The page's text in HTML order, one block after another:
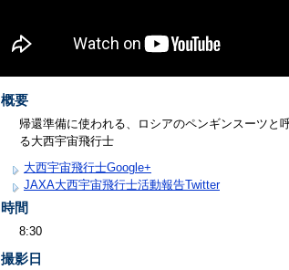
概要
帰還準備に使われる、ロシアのペンギンスーツと
る大西宇宙飛行士
大西宇宙飛行士Google+
JAXA大西宇宙飛行士活動報告Twitter
時間
8:30
撮影日